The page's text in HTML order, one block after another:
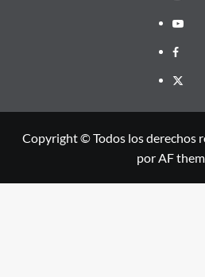
X
Copyright © Todos los derechos
por AF